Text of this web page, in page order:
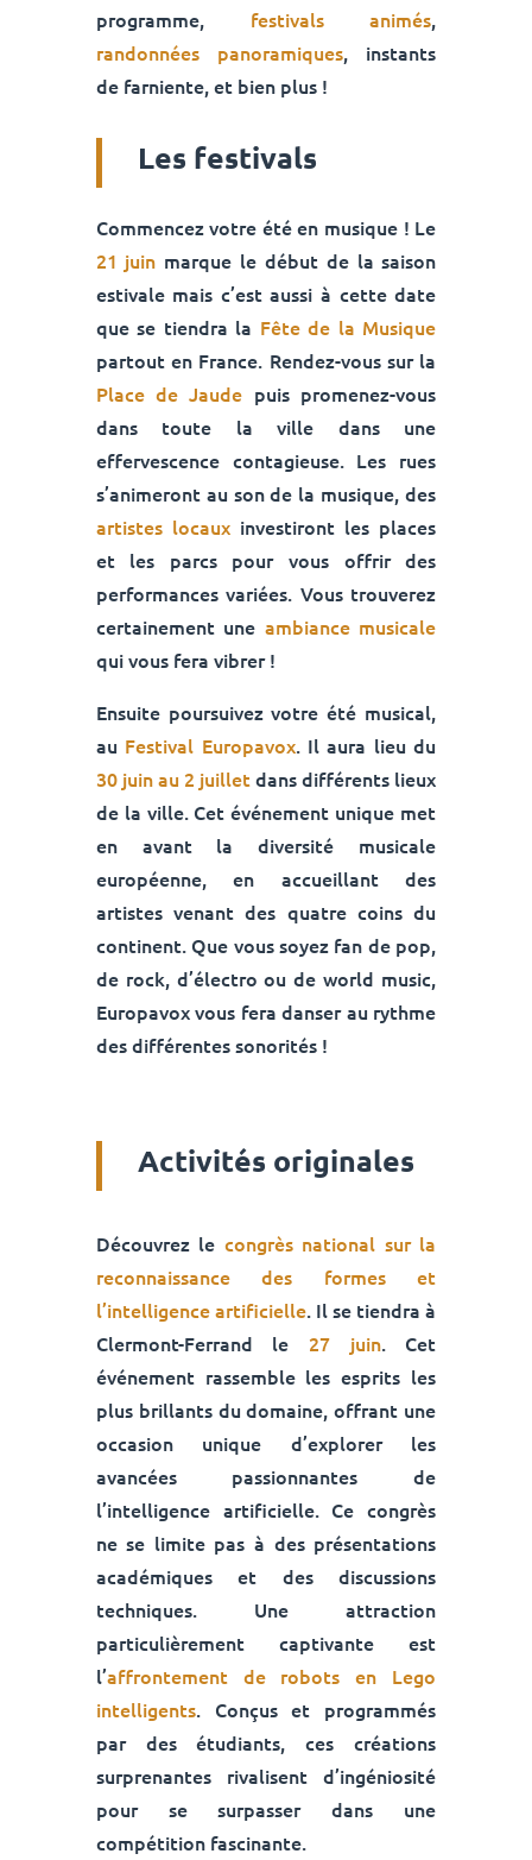
programme, festivals animés,
randonnées panoramiques, instants
de farniente, et bien plus !
Les festivals
Commencez votre été en musique ! Le
21 juin marque le début de la saison
estivale mais c’est aussi à cette date
que se tiendra la Fête de la Musique
partout en France. Rendez-vous sur la
Place de Jaude puis promenez-vous
dans toute la ville dans une
effervescence contagieuse. Les rues
s’animeront au son de la musique, des
artistes locauxinvestiront les places
et les parcs pour vous offrir des
performances variées. Vous trouverez
certainement une ambiance musicale
qui vous fera vibrer !
Ensuite poursuivez votre été musical,
au Festival Europavox. Il aura lieu du
30 juin au 2 juilletdans différents lieux
de la ville. Cet événement unique met
en avant la diversité musicale
européenne, en accueillant des
artistes venant des quatre coins du
continent. Que vous soyez fan de pop,
de rock, d’électro ou de world music,
Europavox vous fera danser au rythme
des différentes sonorités !
Activités originales
Découvrez le congrès national sur la
reconnaissance des formes et
l’intelligence artificielle. Il se tiendra à
Clermont-Ferrand le 27 juin. Cet
événement rassemble les esprits les
plus brillants du domaine, offrant une
occasion unique d’explorer les
avancées passionnantes de
l’intelligence artificielle. Ce congrès
ne se limite pas à des présentations
académiques et des discussions
techniques. Une attraction
particulièrement captivante est
l’affrontement de robots en Lego
intelligents. Conçus et programmés
par des étudiants, ces créations
surprenantes rivalisent d’ingéniosité
pour se surpasser dans une
compétition fascinante.